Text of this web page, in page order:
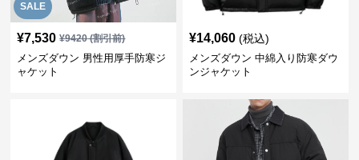
SALE
¥7,530 ¥9420(割引前)
メンズダウン 男性用厚手防寒ジ
ャケット
¥14,060 (税込)
メンズダウン 中綿入り防寒ダウ
ンジャケット